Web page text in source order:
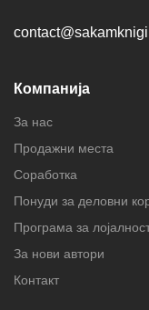
Компанија
За нас
Продажни места
Соработка
Понуди за деловни
Програма за
За нови автори
Контакт